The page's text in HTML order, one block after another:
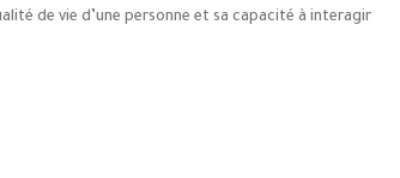
de vie d’une personne et sa capacité à interagir